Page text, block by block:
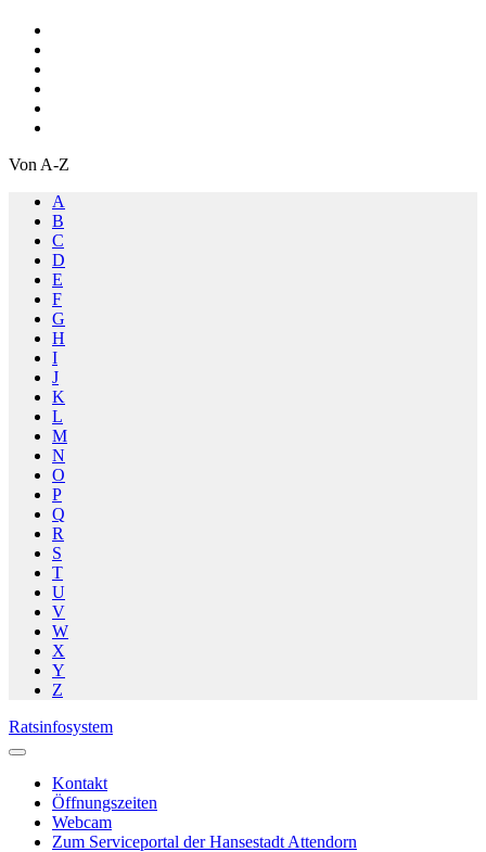
Von A-Z
A
B
C
D
E
F
G
H
I
J
K
L
M
N
O
P
Q
R
S
T
U
V
W
X
Y
Z
Ratsinfosystem
Kontakt
Öffnungszeiten
Webcam
Zum Serviceportal der Hansestadt Attendorn